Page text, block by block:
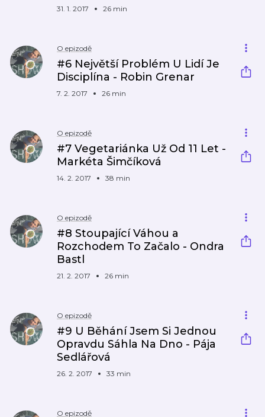
31. 1. 2017 26 min
O epizodě
#6 Největší Problém U Lidí Je
Disciplína - Robin Grenar
7. 2. 2017 26 min
O epizodě
#7 Vegetariánka Už Od 11 Let -
Markéta Šimčíková
14. 2. 2017 38 min
O epizodě
#8 Stoupající Váhou a
Rozchodem To Začalo - Ondra
Bastl
21. 2. 2017 26 min
O epizodě
#9 U Běhání Jsem Si Jednou
Opravdu Sáhla Na Dno - Pája
Sedlářová
26. 2. 2017 33 min
O epizodě